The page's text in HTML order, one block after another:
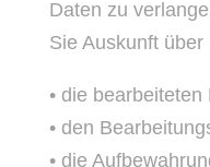
Daten zu
Sie Auskunft über
• die
• den
• die